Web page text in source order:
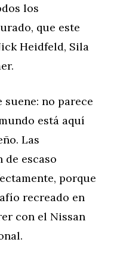
los
que este
Heidfeld, Sila
suene: no parece
está aquí
Las
de escaso
porque
recreado en
con el Nissan